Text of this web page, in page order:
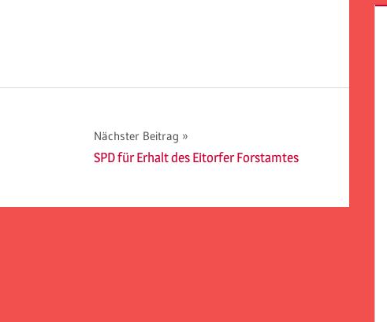
Nächster Beitrag
SPD für Erhalt des Eitorfer Forstamtes